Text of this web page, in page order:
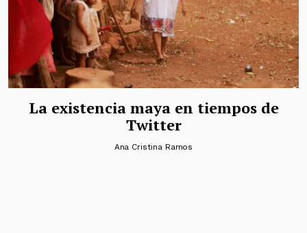
La existencia maya en tiempos de
Twitter
Ana Cristina Ramos